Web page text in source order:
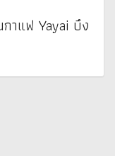
าแฟ Yayai บึง